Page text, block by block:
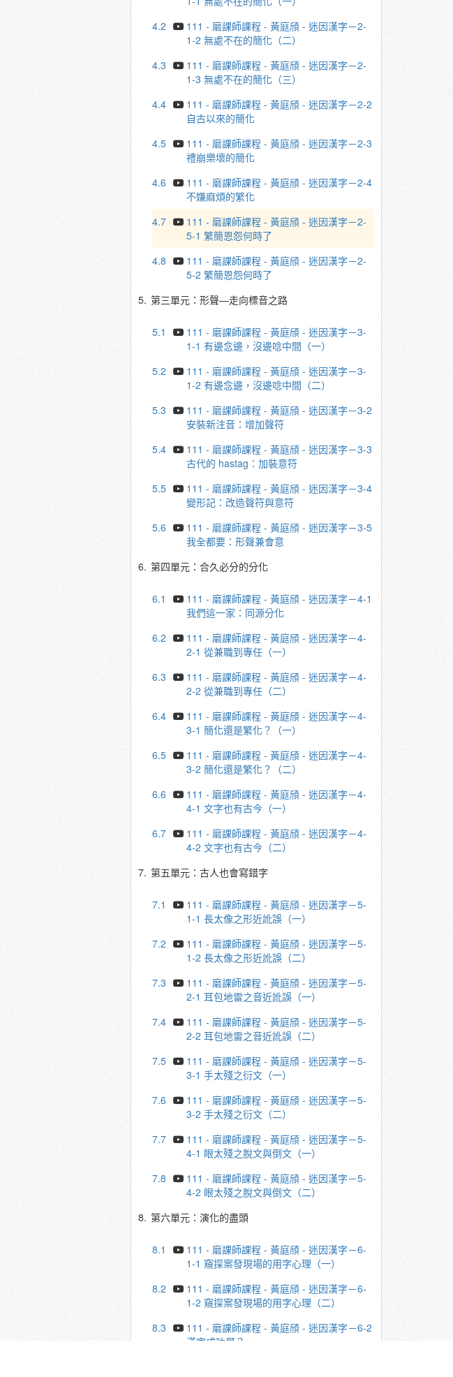
4.2
111 - 磨課師課程 - 黃庭頎 - 迷因漢字－2-
1-2 無處不在的簡化（二）
4.3
111 - 磨課師課程 - 黃庭頎 - 迷因漢字－2-
1-3 無處不在的簡化（三）
4.4
111 - 磨課師課程 - 黃庭頎 - 迷因漢字－2-2
自古以來的簡化
4.5
111 - 磨課師課程 - 黃庭頎 - 迷因漢字－2-3
禮崩樂壞的簡化
4.6
111 - 磨課師課程 - 黃庭頎 - 迷因漢字－2-4
不嫌麻煩的繁化
4.7
111 - 磨課師課程 - 黃庭頎 - 迷因漢字－2-
5-1 繁簡恩怨何時了
4.8
111 - 磨課師課程 - 黃庭頎 - 迷因漢字－2-
5-2 繁簡恩怨何時了
5. 第三單元：形聲—走向標音之路
5.1
111 - 磨課師課程 - 黃庭頎 - 迷因漢字－3-
1-1 有邊念邊，沒邊唸中間（一）
5.2
111 - 磨課師課程 - 黃庭頎 - 迷因漢字－3-
1-2 有邊念邊，沒邊唸中間（二）
5.3
111 - 磨課師課程 - 黃庭頎 - 迷因漢字－3-2
安裝新注音：增加聲符
5.4
111 - 磨課師課程 - 黃庭頎 - 迷因漢字－3-3
古代的 hastag：加裝意符
5.5
111 - 磨課師課程 - 黃庭頎 - 迷因漢字－3-4
變形記：改造聲符與意符
5.6
111 - 磨課師課程 - 黃庭頎 - 迷因漢字－3-5
我全都要：形聲兼會意
6. 第四單元：合久必分的分化
6.1
111 - 磨課師課程 - 黃庭頎 - 迷因漢字－4-1
我們這一家：同源分化
6.2
111 - 磨課師課程 - 黃庭頎 - 迷因漢字－4-
2-1 從兼職到專任（一）
6.3
111 - 磨課師課程 - 黃庭頎 - 迷因漢字－4-
2-2 從兼職到專任（二）
6.4
111 - 磨課師課程 - 黃庭頎 - 迷因漢字－4-
3-1 簡化還是繁化？（一）
6.5
111 - 磨課師課程 - 黃庭頎 - 迷因漢字－4-
3-2 簡化還是繁化？（二）
6.6
111 - 磨課師課程 - 黃庭頎 - 迷因漢字－4-
4-1 文字也有古今（一）
6.7
111 - 磨課師課程 - 黃庭頎 - 迷因漢字－4-
4-2 文字也有古今（二）
7. 第五單元：古人也會寫錯字
7.1
111 - 磨課師課程 - 黃庭頎 - 迷因漢字－5-
1-1 長太像之形近訛誤（一）
7.2
111 - 磨課師課程 - 黃庭頎 - 迷因漢字－5-
1-2 長太像之形近訛誤（二）
7.3
111 - 磨課師課程 - 黃庭頎 - 迷因漢字－5-
2-1 耳包地雷之音近訛誤（一）
7.4
111 - 磨課師課程 - 黃庭頎 - 迷因漢字－5-
2-2 耳包地雷之音近訛誤（二）
7.5
111 - 磨課師課程 - 黃庭頎 - 迷因漢字－5-
3-1 手太殘之衍文（一）
7.6
111 - 磨課師課程 - 黃庭頎 - 迷因漢字－5-
3-2 手太殘之衍文（二）
7.7
111 - 磨課師課程 - 黃庭頎 - 迷因漢字－5-
4-1 眼太殘之脫文與倒文（一）
7.8
111 - 磨課師課程 - 黃庭頎 - 迷因漢字－5-
4-2 眼太殘之脫文與倒文（二）
8. 第六單元：演化的盡頭
8.1
111 - 磨課師課程 - 黃庭頎 - 迷因漢字－6-
1-1 窺探案發現場的用字心理（一）
8.2
111 - 磨課師課程 - 黃庭頎 - 迷因漢字－6-
1-2 窺探案發現場的用字心理（二）
8.3
111 - 磨課師課程 - 黃庭頎 - 迷因漢字－6-2
漢字成功學？